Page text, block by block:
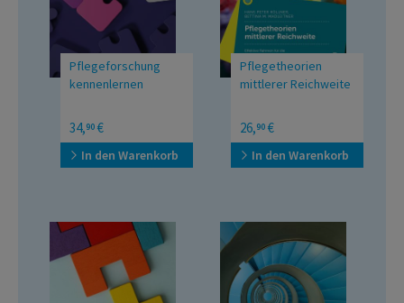
Pflegeforschung
kennenlernen
Elemente und
Basiswissen für die
Grundausbildung
34,90 €
In den Warenkorb
Pflegetheorien
mittlerer Reichweite
Effektive Rahmen für die
professionelle
Pflegepraxis
26,90 €
In den Warenkorb